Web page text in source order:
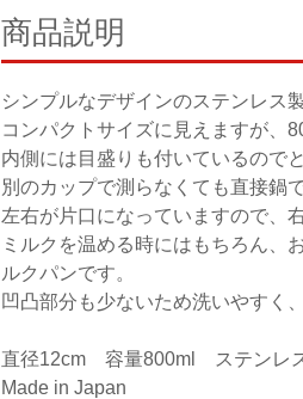
商品説明
シンプルなデザインのステンレス
コンパクトサイズに見えますが、
内側には目盛りも付いているので
別のカップで測らなくても直接鍋
左右が片口になっていますので、
ミルクを温める時にはもちろん、
ルクパンです。
凹凸部分も少ないため洗いやすく
直径12cm 容量800ml ステンレ
Made in Japan